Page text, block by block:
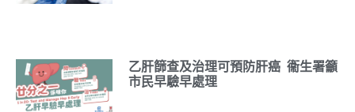
乙肝篩查及治理可預防肝癌 衞生署籲
市民早驗早處理